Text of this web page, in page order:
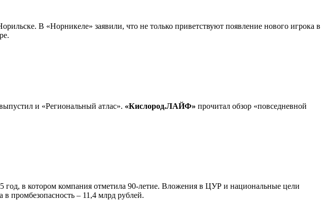
В «Норникеле» заявили, что не только приветствуют появление нового игрока в
и «Региональный атлас». «Кислород.ЛАЙФ» прочитал обзор «повседневной
в котором компания отметила 90-летие. Вложения в ЦУР и национальные цели
промбезопасность – 11,4 млрд рублей.